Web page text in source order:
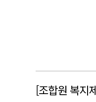
[조합원 복지